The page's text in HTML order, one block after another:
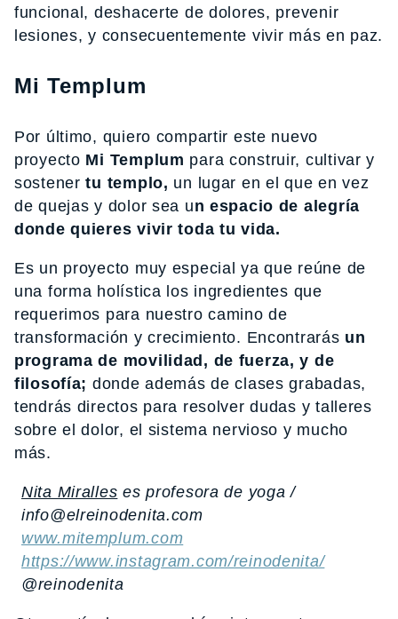
funcional, deshacerte de dolores, prevenir
lesiones, y consecuentemente vivir más en paz.
Mi Templum
Por último, quiero compartir este nuevo
proyecto Mi Templum para construir, cultivar y
sostenertu templo, un lugar en el que en vez
de quejas y dolor sea un espacio de alegría
donde quieres vivir toda tu vida.
Es un proyecto muy especial ya que reúne de
una forma holística los ingredientes que
requerimos para nuestro camino de
transformación y crecimiento. Encontrarás un
programa de movilidad, de fuerza, y de
filosofía; donde además de clases grabadas,
tendrás directos para resolver dudas y talleres
sobre el dolor, el sistema nervioso y mucho
más.
Nita Miralles es profesora de yoga /
info@elreinodenita.com
www.mitemplum.com
https://www.instagram.com/reinodenita/
@reinodenita